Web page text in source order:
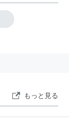
もっと見る